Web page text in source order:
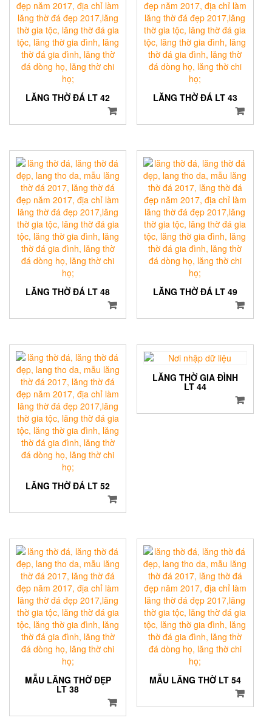
LĂNG THỜ ĐÁ LT 42 LĂNG THỜ ĐÁ LT 43
LĂNG THỜ ĐÁ LT 48 LĂNG THỜ ĐÁ LT 49
LĂNG THỜ ĐÁ LT 52
LĂNG THỜ GIA ĐÌNH
LT 44
MẪU LĂNG THỜ ĐẸP
LT 38
MẪU LĂNG THỜ LT 54